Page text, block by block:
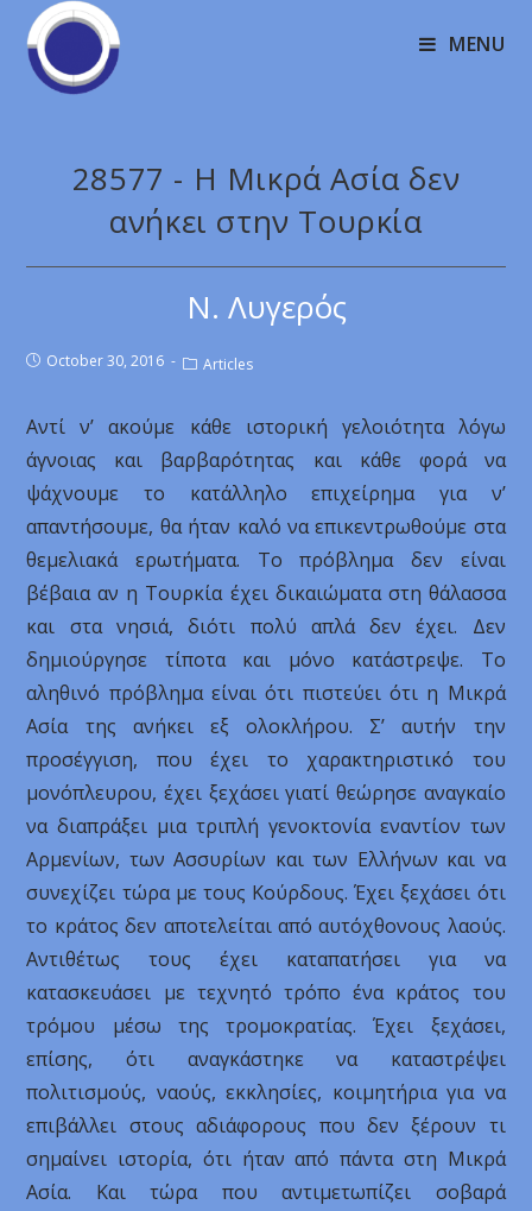
MENU
28577 - Η Μικρά Ασία δεν
ανήκει στην Τουρκία
Ν. Λυγερός
October 30, 2016 Articles
Αντί ν’ ακούμε κάθε ιστορική γελοιότητα λόγω
άγνοιας και βαρβαρότητας και κάθε φορά να
ψάχνουμε το κατάλληλο επιχείρημα για ν’
απαντήσουμε, θα ήταν καλό να επικεντρωθούμε στα
θεμελιακά ερωτήματα. Το πρόβλημα δεν είναι
βέβαια αν η Τουρκία έχει δικαιώματα στη θάλασσα
και στα νησιά, διότι πολύ απλά δεν έχει. Δεν
δημιούργησε τίποτα και μόνο κατάστρεψε. Το
αληθινό πρόβλημα είναι ότι πιστεύει ότι η Μικρά
Ασία της ανήκει εξ ολοκλήρου. Σ’ αυτήν την
προσέγγιση, που έχει το χαρακτηριστικό του
μονόπλευρου, έχει ξεχάσει γιατί θεώρησε αναγκαίο
να διαπράξει μια τριπλή γενοκτονία εναντίον των
Αρμενίων, των Ασσυρίων και των Ελλήνων και να
συνεχίζει τώρα με τους Κούρδους. Έχει ξεχάσει ότι
το κράτος δεν αποτελείται από αυτόχθονους λαούς.
Αντιθέτως τους έχει καταπατήσει για να
κατασκευάσει με τεχνητό τρόπο ένα κράτος του
τρόμου μέσω της τρομοκρατίας. Έχει ξεχάσει,
επίσης, ότι αναγκάστηκε να καταστρέψει
πολιτισμούς, ναούς, εκκλησίες, κοιμητήρια για να
επιβάλλει στους αδιάφορους που δεν ξέρουν τι
σημαίνει ιστορία, ότι ήταν από πάντα στη Μικρά
Ασία. Και τώρα που αντιμετωπίζει σοβαρά